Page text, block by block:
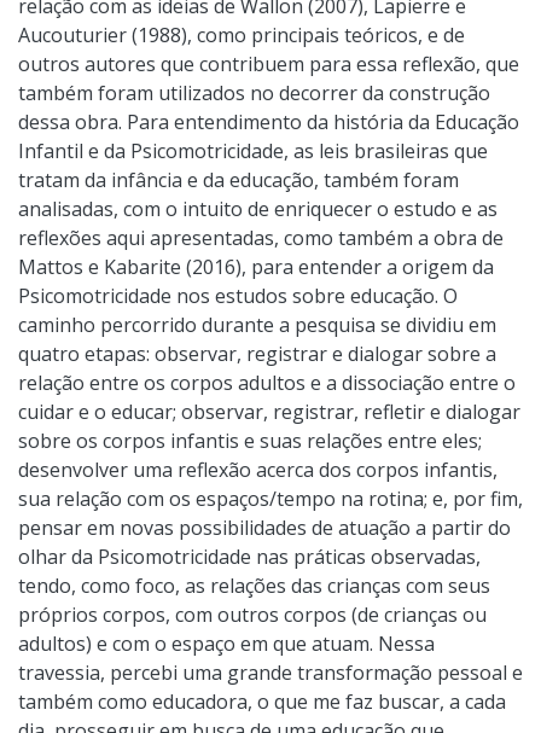
relação com as ideias de Wallon (2007), Lapierre e
Aucouturier (1988), como principais teóricos, e de
outros autores que contribuem para essa reflexão, que
também foram utilizados no decorrer da construção
dessa obra. Para entendimento da história da Educação
Infantil e da Psicomotricidade, as leis brasileiras que
tratam da infância e da educação, também foram
analisadas, com o intuito de enriquecer o estudo e as
reflexões aqui apresentadas, como também a obra de
Mattos e Kabarite (2016), para entender a origem da
Psicomotricidade nos estudos sobre educação. O
caminho percorrido durante a pesquisa se dividiu em
quatro etapas: observar, registrar e dialogar sobre a
relação entre os corpos adultos e a dissociação entre o
cuidar e o educar; observar, registrar, refletir e dialogar
sobre os corpos infantis e suas relações entre eles;
desenvolver uma reflexão acerca dos corpos infantis,
sua relação com os espaços/tempo na rotina; e, por fim,
pensar em novas possibilidades de atuação a partir do
olhar da Psicomotricidade nas práticas observadas,
tendo, como foco, as relações das crianças com seus
próprios corpos, com outros corpos (de crianças ou
adultos) e com o espaço em que atuam. Nessa
travessia, percebi uma grande transformação pessoal e
também como educadora, o que me faz buscar, a cada